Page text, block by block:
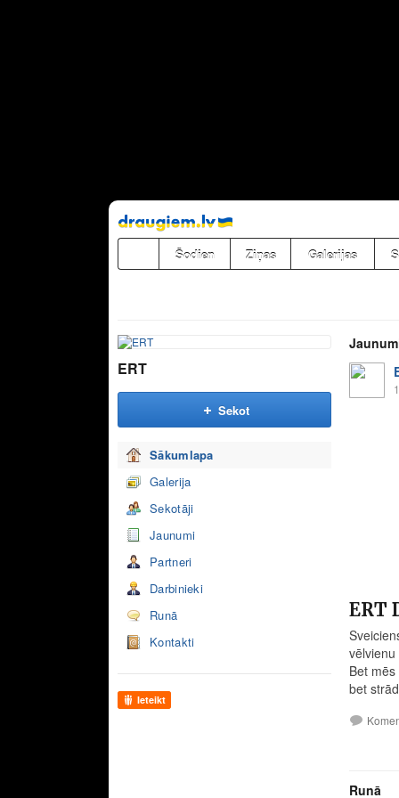
Pāriet
uz
saturu
Šodien Ziņas Galerijas
ERT
Sekot
Sākumlapa
Galerija
Sekotāji
Jaunumi
Partneri
Darbinieki
Runā
Kontakti
Ieteikt
ERT
Bet
bet
Runā